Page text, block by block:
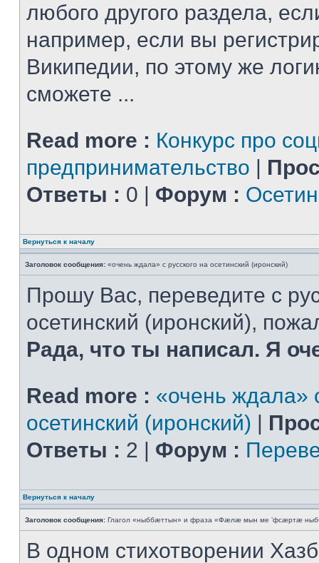
любого другого раздела,
например, если вы
Википедии, по этому же
сможете ...
Read more : Конкурс про
предпринимательство |
Ответы : 0 | Форум :
Вернуться к началу
Заголовок сообщения: «очень ждала» с русского на осетинский (иронский)
Прошу Вас, переведите с
осетинский (иронский),
Рада, что ты написал. Я
Read more : «очень ждала»
осетинский (иронский) |
Ответы : 2 | Форум :
Вернуться к началу
Заголовок сообщения: Глагол «ныббæттын» и фраза «Фæлæ мын ме ’фсæртæ
В одном стихотворении